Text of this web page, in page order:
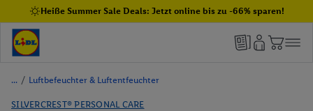
Heiße Summer Sale Deals: Jetzt online bis zu -66% sparen!
/ Luftbefeuchter & Luftentfeuchter
SILVERCREST® PERSONAL CARE